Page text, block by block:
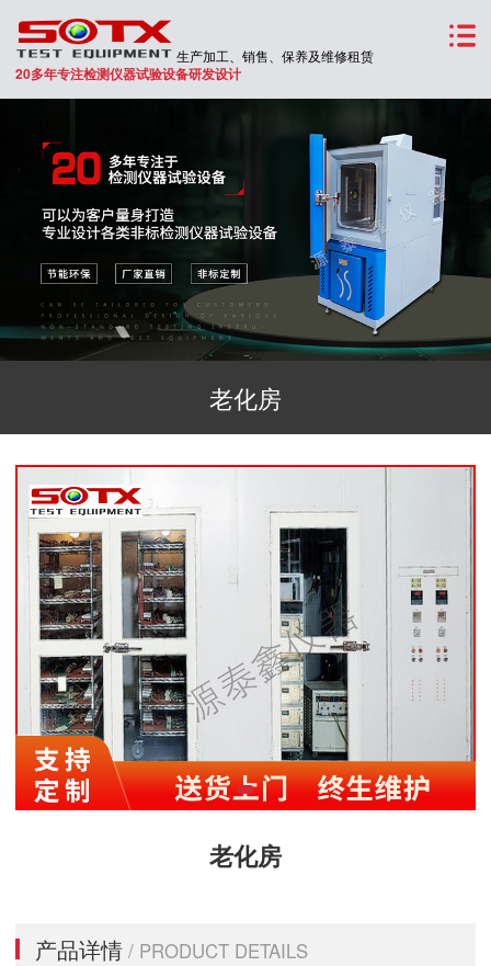
生产加工、销售、保养及维修租赁
20多年专注检测仪器试验设备研发设计
老化房
老化房
产品详情/ PRODUCT DETAILS